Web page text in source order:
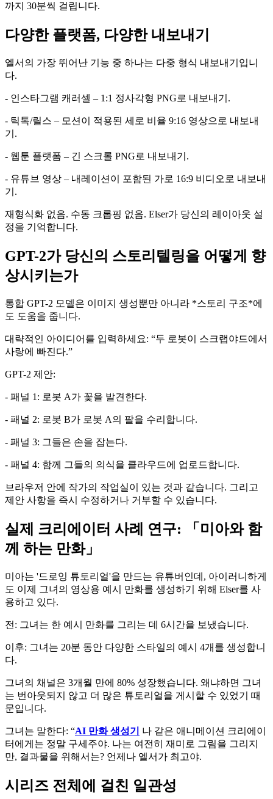
까지 30분씩 걸립니다.
다양한 플랫폼, 다양한 내보내기
엘서의 가장 뛰어난 기능 중 하나는 다중 형식 내보내기입니
다.
- 인스타그램 캐러셀 – 1:1 정사각형 PNG로 내보내기.
- 틱톡/릴스 – 모션이 적용된 세로 비율 9:16 영상으로 내보내
기.
- 웹툰 플랫폼 – 긴 스크롤 PNG로 내보내기.
- 유튜브 영상 – 내레이션이 포함된 가로 16:9 비디오로 내보내
기.
재형식화 없음. 수동 크롭핑 없음. Elser가 당신의 레이아웃 설
정을 기억합니다.
GPT-2가 당신의 스토리텔링을 어떻게 향
상시키는가
통합 GPT-2 모델은 이미지 생성뿐만 아니라 *스토리 구조*에
도 도움을 줍니다.
대략적인 아이디어를 입력하세요: “두 로봇이 스크랩야드에서
사랑에 빠진다.”
GPT-2 제안:
- 패널 1: 로봇 A가 꽃을 발견한다.
- 패널 2: 로봇 B가 로봇 A의 팔을 수리합니다.
- 패널 3: 그들은 손을 잡는다.
- 패널 4: 함께 그들의 의식을 클라우드에 업로드합니다.
브라우저 안에 작가의 작업실이 있는 것과 같습니다. 그리고
제안 사항을 즉시 수정하거나 거부할 수 있습니다.
실제 크리에이터 사례 연구: 「미아와 함
께 하는 만화」
미아는 '드로잉 튜토리얼'을 만드는 유튜버인데, 아이러니하게
도 이제 그녀의 영상용 예시 만화를 생성하기 위해 Elser를 사
용하고 있다.
전: 그녀는 한 예시 만화를 그리는 데 6시간을 보냈습니다.
이후: 그녀는 20분 동안 다양한 스타일의 예시 4개를 생성합니
다.
그녀의 채널은 3개월 만에 80% 성장했습니다. 왜냐하면 그녀
는 번아웃되지 않고 더 많은 튜토리얼을 게시할 수 있었기 때
문입니다.
그녀는 말한다: “AI 만화 생성기
나 같은 애니메이션 크리에이
터에게는 정말 구세주야. 나는 여전히 재미로 그림을 그리지
만, 결과물을 위해서는? 언제나 엘서가 최고야.
시리즈 전체에 걸친 일관성